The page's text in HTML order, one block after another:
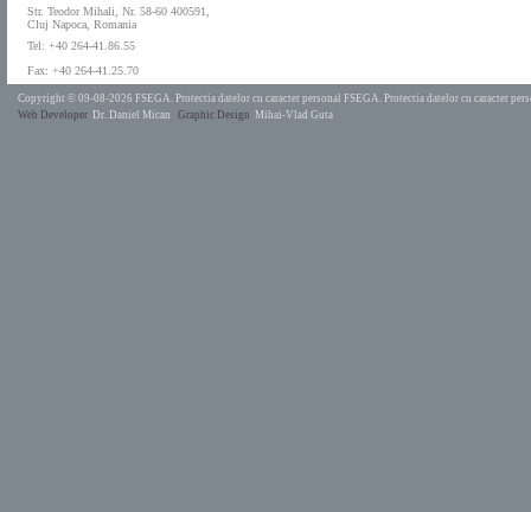
Str. Teodor Mihali, Nr. 58-60 400591,
Cluj Napoca, Romania
Tel: +40 264-41.86.55
Fax: +40 264-41.25.70
Copyright © 09-08-2026 FSEGA. Protectia datelor cu caracter personal FSEGA. Protectia datelor cu caracter
Web Developer Dr. Daniel Mican Graphic Design Mihai-Vlad Guta